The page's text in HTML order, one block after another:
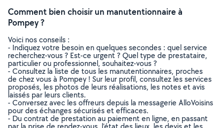
Comment bien choisir un manutentionnaire à
Pompey ?
Voici nos conseils :
- Indiquez votre besoin en quelques secondes : quel service
recherchez-vous ? Est-ce urgent ? Quel type de prestataire,
particulier ou professionnel, souhaitez-vous ?
- Consultez la liste de tous les manutentionnaires, proches
de chez vous à Pompey ! Sur leur profil, consultez les services
proposés, les photos de leurs réalisations, les notes et avis
laissés par leurs clients.
- Conversez avec les offreurs depuis la messagerie AlloVoisins
pour des échanges sécurisés et efficaces.
- Du contrat de prestation au paiement en ligne, en passant